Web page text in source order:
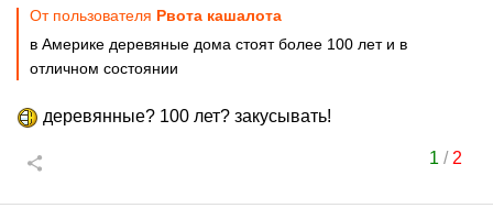
От пользователя Рвота кашалота
в Америке деревяные дома стоят более 100 лет и в
отличном состоянии
деревянные? 100 лет? закусывать!
1 / 2